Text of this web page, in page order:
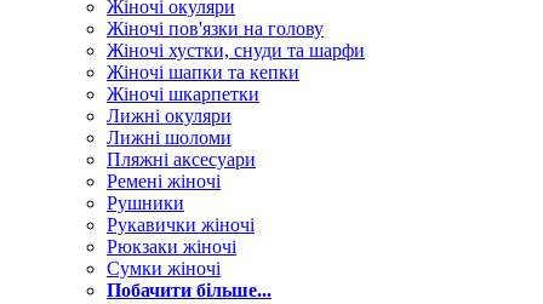
Жіночі окуляри
Жіночі пов'язки на голову
Жіночі хустки, снуди та шарфи
Жіночі шапки та кепки
Жіночі шкарпетки
Лижні окуляри
Лижні шоломи
Пляжні аксесуари
Ремені жіночі
Рушники
Рукавички жіночі
Рюкзаки жіночі
Сумки жіночі
Побачити більше...